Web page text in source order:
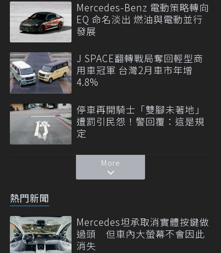
Mercedes-Benz 電動策略轉向
EQ 命名淡出 燃油與電動並行
發展
J SPACE翻轉戰局奪回輕型商
用車冠軍 台灣2月車市年增
4.8%
停車再開騎士「雙腳未著地」
遭罰引民怨！警回覆：這是規
定
More
熱門新聞
Mercedes坦承取消實體按鍵做
過頭 但車內大螢幕不會因此
消失